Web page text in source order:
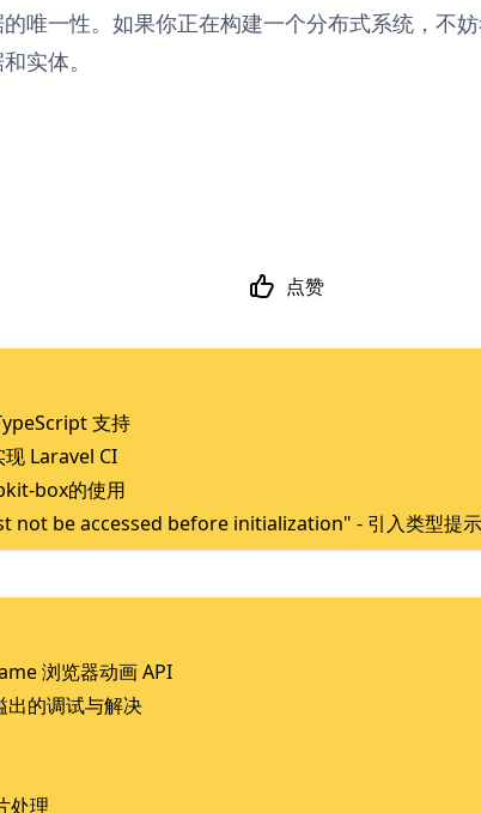
唯一性。如果你正在构建一个分布式系统，不
实体。
点赞
支持
Laravel CI
box的使用
not be accessed before initialization" - 引入类型提
浏览器动画 API
出的调试与解决
处理